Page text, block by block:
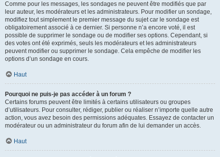
Comme pour les messages, les sondages ne peuvent être modifiés que par
leur auteur, les modérateurs et les administrateurs. Pour modifier un sondage,
modifiez tout simplement le premier message du sujet car le sondage est
obligatoirement associé à ce dernier. Si personne n’a encore voté, il est
possible de supprimer le sondage ou de modifier ses options. Cependant, si
des votes ont été exprimés, seuls les modérateurs et les administrateurs
peuvent modifier ou supprimer le sondage. Cela empêche de modifier les
options d’un sondage en cours.
Haut
Pourquoi ne puis-je pas accéder à un forum ?
Certains forums peuvent être limités à certains utilisateurs ou groupes
d’utilisateurs. Pour consulter, rédiger, publier ou réaliser n’importe quelle autre
action, vous avez besoin des permissions adéquates. Essayez de contacter un
modérateur ou un administrateur du forum afin de lui demander un accès.
Haut